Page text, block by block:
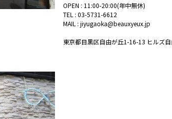
OPEN : 11:00-20:00(年中無休)
TEL : 03-5731-6612
MAIL : jiyugaoka@beauxyeux.jp
東京都目黒区自由が丘1-16-13 ヒルズ